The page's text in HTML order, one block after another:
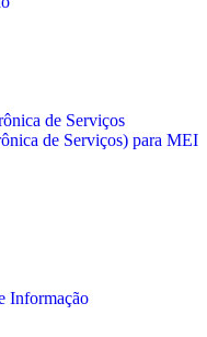
de Serviços
de Serviços) para MEI
Informação